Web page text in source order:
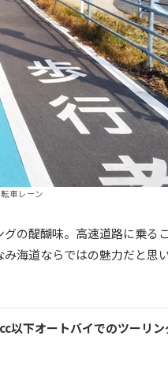
車レーン
の醍醐味。高速道路に乗る
海道ならではの魅力だと思い
以下オートバイでのツーリ